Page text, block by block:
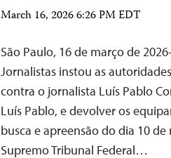
March 16, 2026 6:26 PM EDT
São Paulo, 16 de março de
Jornalistas instou as
contra o jornalista Luís Pablo
Luís Pablo, e devolver os
busca e apreensão do dia 10
Supremo Tribunal Federal…